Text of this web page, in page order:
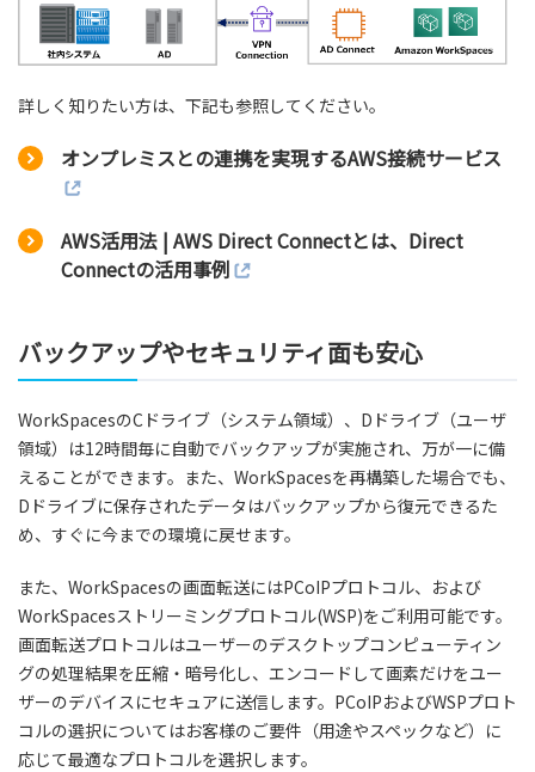
詳しく知りたい方は、下記も参照してください。
オンプレミスとの連携を実現するAWS接続サービス
AWS活用法 | AWS Direct Connectとは、Direct
Connectの活用事例
バックアップやセキュリティ面も安心
WorkSpacesのCドライブ（システム領域）、Dドライブ（ユーザ
領域）は12時間毎に自動でバックアップが実施され、万が一に備
えることができます。また、WorkSpacesを再構築した場合でも、
Dドライブに保存されたデータはバックアップから復元できるた
め、すぐに今までの環境に戻せます。
また、WorkSpacesの画面転送にはPCoIPプロトコル、および
WorkSpacesストリーミングプロトコル(WSP)をご利用可能です。
画面転送プロトコルはユーザーのデスクトップコンピューティン
グの処理結果を圧縮・暗号化し、エンコードして画素だけをユー
ザーのデバイスにセキュアに送信します。PCoIPおよびWSPプロト
コルの選択についてはお客様のご要件（用途やスペックなど）に
応じて最適なプロトコルを選択します。